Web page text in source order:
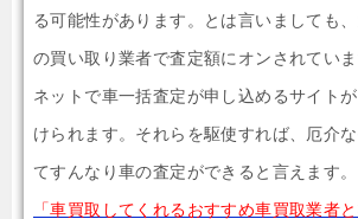
る可能性があります。とは言いましても
の買い取り業者で査定額にオンされていま
ネットで車一括査定が申し込めるサイト
けられます。それらを駆使すれば、厄介
てすんなり車の査定ができると言えます。
「車買取してくれるおすすめ車買取業者